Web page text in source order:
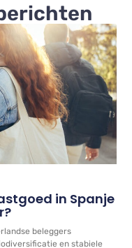
in Spanje
beleggers
en stabiele